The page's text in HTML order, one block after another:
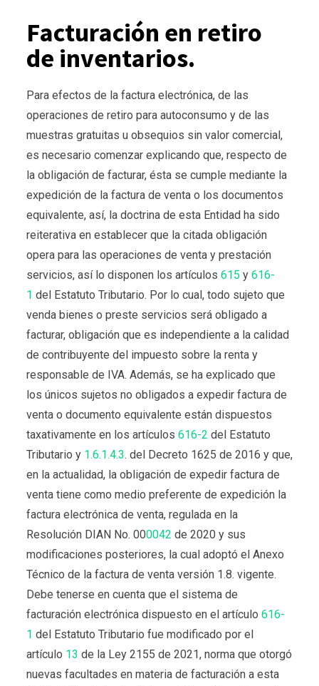
Facturación en retiro
de inventarios.
Para efectos de la factura electrónica, de las
operaciones de retiro para autoconsumo y de las
muestras gratuitas u obsequios sin valor comercial,
es necesario comenzar explicando que, respecto de
la obligación de facturar, ésta se cumple mediante la
expedición de la factura de venta o los documentos
equivalente, así, la doctrina de esta Entidad ha sido
reiterativa en establecer que la citada obligación
opera para las operaciones de venta y prestación
servicios, así lo disponen los artículos 615 y 616-
1 del Estatuto Tributario. Por lo cual, todo sujeto que
venda bienes o preste servicios será obligado a
facturar, obligación que es independiente a la calidad
de contribuyente del impuesto sobre la renta y
responsable de IVA. Además, se ha explicado que
los únicos sujetos no obligados a expedir factura de
venta o documento equivalente están dispuestos
taxativamente en los artículos 616-2 del Estatuto
Tributario y 1.6.1.4.3. del Decreto 1625 de 2016 y que,
en la actualidad, la obligación de expedir factura de
venta tiene como medio preferente de expedición la
factura electrónica de venta, regulada en la
Resolución DIAN No. 000042 de 2020 y sus
modificaciones posteriores, la cual adoptó el Anexo
Técnico de la factura de venta versión 1.8. vigente.
Debe tenerse en cuenta que el sistema de
facturación electrónica dispuesto en el artículo 616-
1 del Estatuto Tributario fue modificado por el
artículo 13 de la Ley 2155 de 2021, norma que otorgó
nuevas facultades en materia de facturación a esta